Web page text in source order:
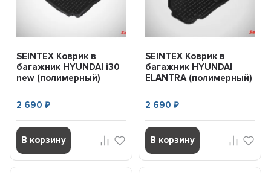
SEINTEX Коврик в
багажник HYUNDAI i30
new (полимерный)
83929
2 690₽
В корзину
SEINTEX Коврик в
багажник HYUNDAI
ELANTRA (полимерный)
2015...
2 690 ₽
В корзину